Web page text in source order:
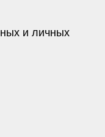
и личных